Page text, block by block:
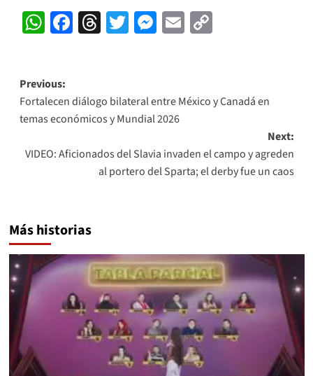
WhatsApp
Facebook
Threads
Twitter
Messenger
EmailCopy
Post
navigation
Previous:
Fortalecen diálogo bilateral entre México y Canadá en
temas económicos y Mundial 2026
Next:
VIDEO: Aficionados del Slavia invaden el campo y agreden
al portero del Sparta; el derby fue un caos
Más historias